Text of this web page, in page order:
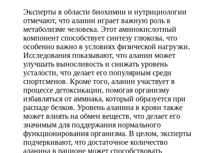
Эксперты в области биохимии и нутрициологии
отмечают, что аланин играет важную роль в
метаболизме человека. Этот аминокислотный
компонент способствует синтезу глюкозы, что
особенно важно в условиях физической нагрузки.
Исследования показывают, что аланин может
улучшать выносливость и снижать уровень
усталости, что делает его популярным среди
спортсменов. Кроме того, аланин участвует в
процессе детоксикации, помогая организму
избавляться от аммиака, который образуется при
распаде белков. Уровень аланина в крови также
может влиять на обмен веществ, что делает его
значимым для поддержания нормального
функционирования организма. В целом, эксперты
подчеркивают, что достаточное количество
аланина в рационе может способствовать